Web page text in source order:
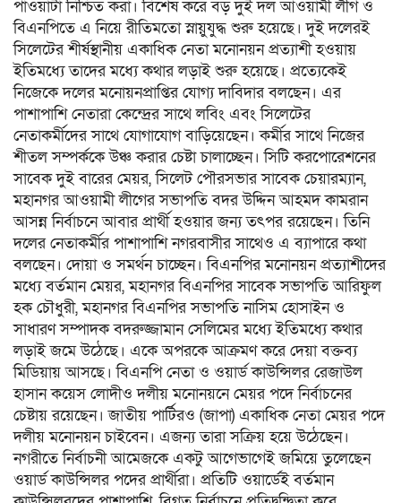
পাওয়াটা নিশ্চিত করা। বিশেষ করে বড় দুই দল আওয়ামী লীগ ও
বিএনপিতে এ নিয়ে রীতিমতো স্নায়ুযুদ্ধ শুরু হয়েছে। দুই দলেরই
সিলেটের শীর্ষস্থানীয় একাধিক নেতা মনোনয়ন প্রত্যাশী হওয়ায়
ইতিমধ্যে তাদের মধ্যে কথার লড়াই শুরু হয়েছে। প্রত্যেকেই
নিজেকে দলের মনোয়নপ্রাপ্তির যোগ্য দাবিদার বলছেন। এর
পাশাপাশি নেতারা কেন্দ্রের সাথে লবিং এবং সিলেটের
নেতাকর্মীদের সাথে যোগাযোগ বাড়িয়েছেন। কর্মীর সাথে নিজের
শীতল সম্পর্ককে উঞ্চ করার চেষ্টা চালাচ্ছেন। সিটি করপোরেশনের
সাবেক দুই বারের মেয়র, সিলেট পৌরসভার সাবেক চেয়ারম্যান,
মহানগর আওয়ামী লীগের সভাপতি বদর উদ্দিন আহমদ কামরান
আসন্ন নির্বাচনে আবার প্রার্থী হওয়ার জন্য তৎপর রয়েছেন। তিনি
দলের নেতাকর্মীর পাশাপাশি নগরবাসীর সাথেও এ ব্যাপারে কথা
বলছেন। দোয়া ও সমর্থন চাচ্ছেন। বিএনপির মনোনয়ন প্রত্যাশীদের
মধ্যে বর্তমান মেয়র, মহানগর বিএনপির সাবেক সভাপতি আরিফুল
হক চৌধুরী, মহানগর বিএনপির সভাপতি নাসিম হোসাইন ও
সাধারণ সম্পাদক বদরুজ্জামান সেলিমের মধ্যে ইতিমধ্যে কথার
লড়াই জমে উঠেছে। একে অপরকে আক্রমণ করে দেয়া বক্তব্য
মিডিয়ায় আসছে। বিএনপি নেতা ও ওয়ার্ড কাউন্সিলর রেজাউল
হাসান কয়েস লোদীও দলীয় মনোনয়নে মেয়র পদে নির্বাচনের
চেষ্টায় রয়েছেন। জাতীয় পার্টিরও (জাপা) একাধিক নেতা মেয়র পদে
দলীয় মনোনয়ন চাইবেন। এজন্য তারা সক্রিয় হয়ে উঠেছেন।
নগরীতে নির্বাচনী আমেজকে একটু আগেভাগেই জমিয়ে তুলেছেন
ওয়ার্ড কাউন্সিলর পদের প্রার্থীরা। প্রতিটি ওয়ার্ডেই বর্তমান